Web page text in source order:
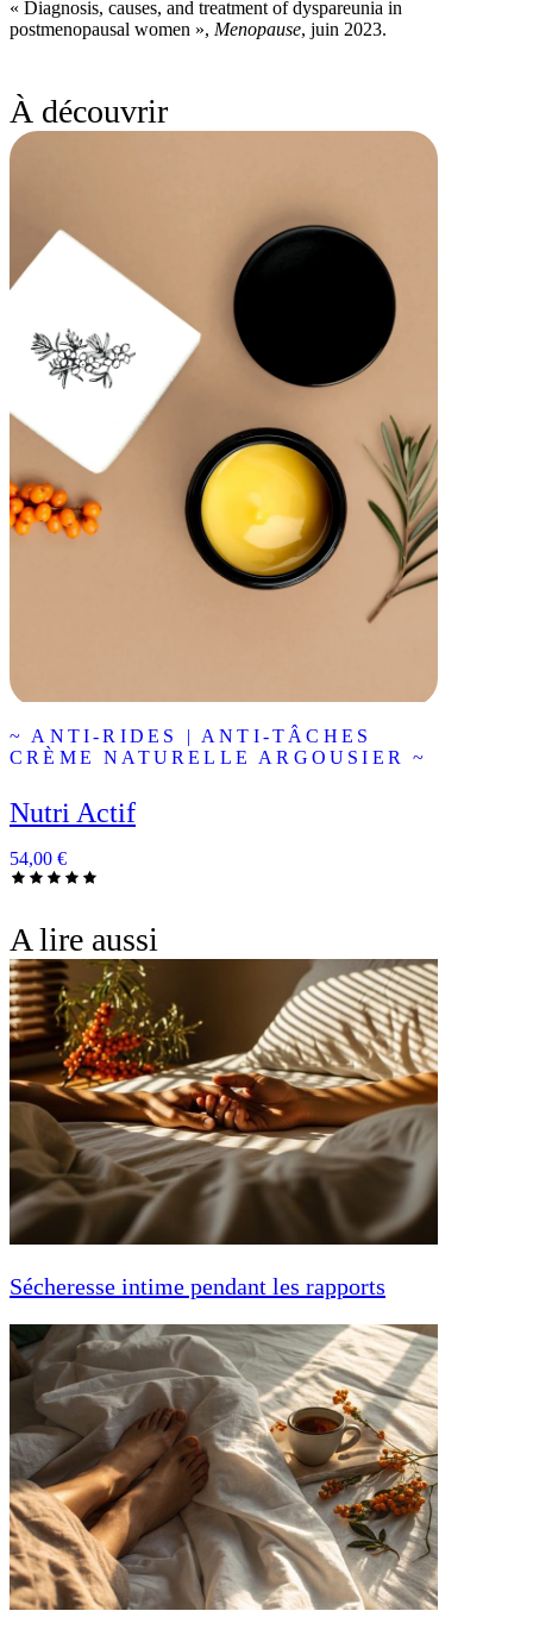
« Diagnosis, causes, and treatment of dyspareunia in
postmenopausal women », Menopause, juin 2023.
À découvrir
~ ANTI-RIDES | ANTI-TÂCHES
CRÈME NATURELLE ARGOUSIER ~
Nutri Actif
54,00 €
A lire aussi
Sécheresse intime pendant les rapports